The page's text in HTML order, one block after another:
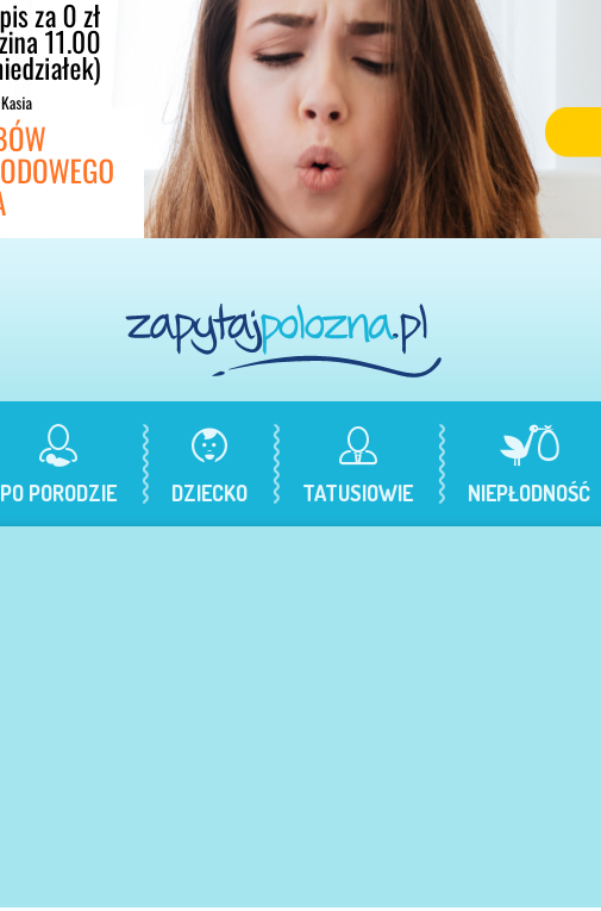
PO PORODZIE DZIECKO TATUSIOWIE NIEPŁODNOŚĆ